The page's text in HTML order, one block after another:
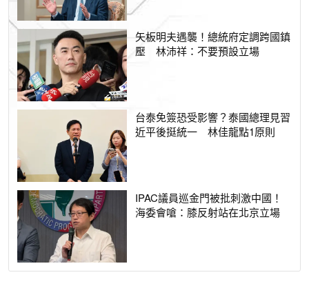
矢板明夫遇襲！總統府定調跨國鎮
壓 林沛祥：不要預設立場
台泰免簽恐受影響？泰國總理見習
近平後挺統一 林佳龍點1原則
IPAC議員巡金門被批刺激中國！
海委會嗆：膝反射站在北京立場